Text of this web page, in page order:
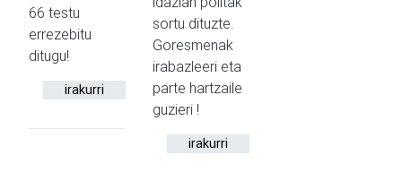
66 testu
errezebitu
ditugu!
irakurri
sortu dituzte.
Goresmenak
irabazleeri eta
parte hartzaile
guzieri !
irakurri